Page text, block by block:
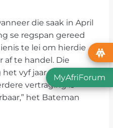
die saak in April
se regspan gereed
te lei om hierdie
af te handel. Die
vyf jaar gelede
vertraging is
het Bateman
MyAfriForum